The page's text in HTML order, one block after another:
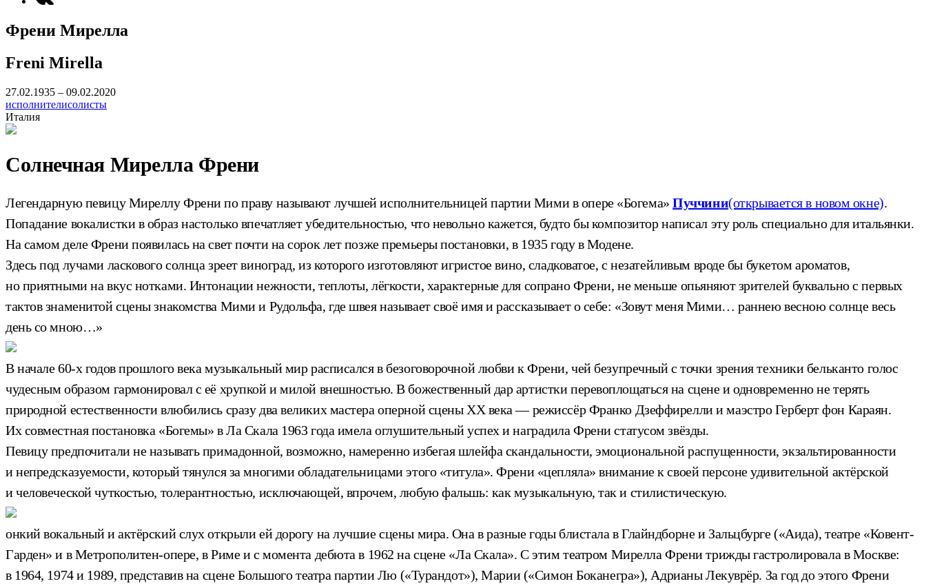
Френи Мирелла
Freni Mirella
27.02.1935 – 09.02.2020
исполнителисолисты
Италия
Солнечная Мирелла Френи
Легендарную певицу Миреллу Френи по праву называют лучшей исполнительницей партии Мими в опере «Богема»Пуччини(открывается в новом окне).
Попадание вокалистки в образ настолько впечатляет убедительностью, что невольно кажется, будто бы композитор написал эту роль специально для итальянки.
На самом деле Френи появилась на свет почти на сорок лет позже премьеры постановки, в 1935 году в Модене.
Здесь под лучами ласкового солнца зреет виноград, из которого изготовляют игристое вино, сладковатое, с незатейливым вроде бы букетом ароматов,
но приятными на вкус нотками. Интонации нежности, теплоты, лёгкости, характерные для сопрано Френи, не меньше опьяняют зрителей буквально с первых
тактов знаменитой сцены знакомства Мими и Рудольфа, где швея называет своё имя и рассказывает о себе: «Зовут меня Мими… раннею весною солнце весь
день со мною…»
В начале 60-х годов прошлого века музыкальный мир расписался в безоговорочной любви к Френи, чей безупречный с точки зрения техники бельканто голос
чудесным образом гармонировал с её хрупкой и милой внешностью. В божественный дар артистки перевоплощаться на сцене и одновременно не терять
природной естественности влюбились сразу два великих мастера оперной сцены XX века — режиссёр Франко Дзеффирелли и маэстро Герберт фон Караян.
Их совместная постановка «Богемы» в Ла Скала 1963 года имела оглушительный успех и наградила Френи статусом звёзды.
Певицу предпочитали не называть примадонной, возможно, намеренно избегая шлейфа скандальности, эмоциональной распущенности, экзальтированности
и непредсказуемости, который тянулся за многими обладательницами этого «титула». Френи «цепляла» внимание к своей персоне удивительной актёрской
и человеческой чуткостью, толерантностью, исключающей, впрочем, любую фальшь: как музыкальную, так и стилистическую.
онкий вокальный и актёрский слух открыли ей дорогу на лучшие сцены мира. Она в разные годы блистала в Глайндборне и Зальцбурге («Аида), театре «Ковент-
Гарден» и в Метрополитен-опере, в Риме и с момента дебюта в 1962 на сцене «Ла Скала». С этим театром Мирелла Френи трижды гастролировала в Москве:
в 1964, 1974 и 1989, представив на сцене Большого театра партии Лю («Турандот»), Марии («Симон Боканегра»), Адрианы Лекуврёр. За год до этого Френи